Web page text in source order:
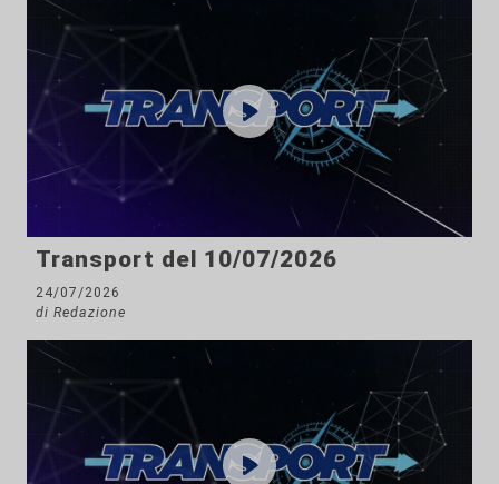
Transport del 10/07/2026
24/07/2026
di Redazione